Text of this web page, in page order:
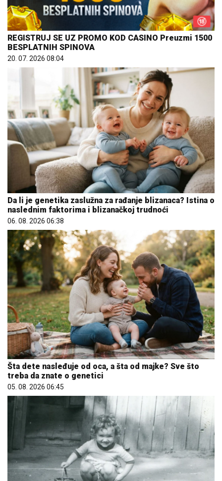
REGISTRUJ SE UZ PROMO KOD CASINO Preuzmi 1500
BESPLATNIH SPINOVA
20. 07. 2026 08:04
Da li je genetika zaslužna za rađanje blizanaca? Istina o
naslednim faktorima i blizanačkoj trudnoći
06. 08. 2026 06:38
Šta dete nasleđuje od oca, a šta od majke? Sve što
treba da znate o genetici
05. 08. 2026 06:45